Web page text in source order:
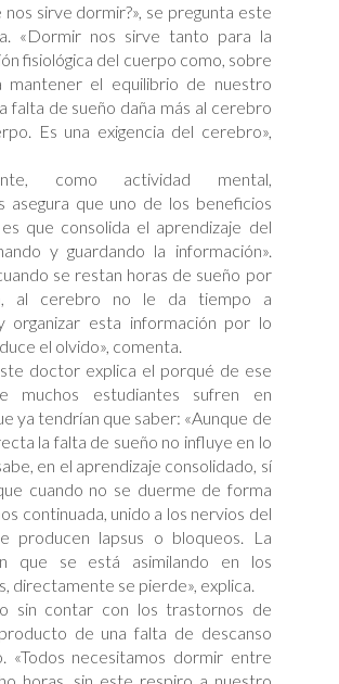
nos sirve dormir?», se pregunta este
«Dormir nos sirve tanto para la
fisiológica del cuerpo como, sobre
mantener el equilibrio de nuestro
falta de sueño daña más al cerebro
Es una exigencia del cerebro»,
como actividad mental,
asegura que uno de los beneficios
que consolida el aprendizaje del
y guardando la información».
se restan horas de sueño por
al cerebro no le da tiempo a
organizar esta información por lo
el olvido», comenta.
doctor explica el porqué de ese
muchos estudiantes sufren en
ya tendrían que saber: «Aunque de
la falta de sueño no influye en lo
en el aprendizaje consolidado, sí
cuando no se duerme de forma
continuada, unido a los nervios del
producen lapsus o bloqueos. La
que se está asimilando en los
directamente se pierde», explica.
sin contar con los trastornos de
de una falta de descanso
«Todos necesitamos dormir entre